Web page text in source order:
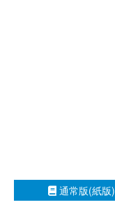
通常版(紙版)